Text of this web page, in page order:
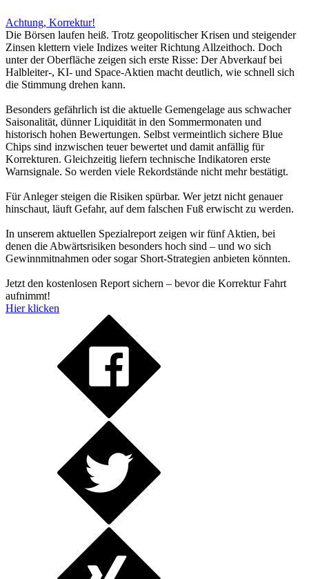
Achtung, Korrektur!
Die Börsen laufen heiß. Trotz geopolitischer Krisen und steigender
Zinsen klettern viele Indizes weiter Richtung Allzeithoch. Doch
unter der Oberfläche zeigen sich erste Risse: Der Abverkauf bei
Halbleiter-, KI- und Space-Aktien macht deutlich, wie schnell sich
die Stimmung drehen kann.
Besonders gefährlich ist die aktuelle Gemengelage aus schwacher
Saisonalität, dünner Liquidität in den Sommermonaten und
historisch hohen Bewertungen. Selbst vermeintlich sichere Blue
Chips sind inzwischen teuer bewertet und damit anfällig für
Korrekturen. Gleichzeitig liefern technische Indikatoren erste
Warnsignale. So werden viele Rekordstände nicht mehr bestätigt.
Für Anleger steigen die Risiken spürbar. Wer jetzt nicht genauer
hinschaut, läuft Gefahr, auf dem falschen Fuß erwischt zu werden.
In unserem aktuellen Spezialreport zeigen wir fünf Aktien, bei
denen die Abwärtsrisiken besonders hoch sind – und wo sich
Gewinnmitnahmen oder sogar Short-Strategien anbieten könnten.
Jetzt den kostenlosen Report sichern – bevor die Korrektur Fahrt
aufnimmt!
Hier klicken